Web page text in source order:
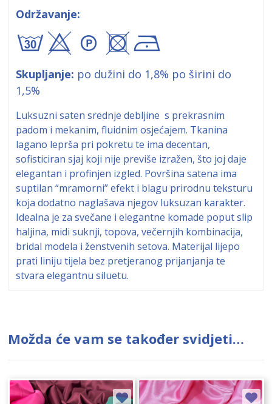
Održavanje:
axA+!
Skupljanje: po dužini do 1,8% po širini do
1,5%
Luksuzni saten srednje debljine s prekrasnim
padom i mekanim, fluidnim osjećajem. Tkanina
lagano leprša pri pokretu te ima decentan,
sofisticiran sjaj koji nije previše izražen, što joj daje
elegantan i profinjen izgled. Površina satena ima
suptilan “mramorni” efekt i blagu prirodnu teksturu
koja dodatno naglašava njegov luksuzan karakter.
Idealna je za svečane i elegantne komade poput slip
haljina, midi suknji, topova, večernjih kombinacija,
bridal modela i ženstvenih setova. Materijal lijepo
prati liniju tijela bez pretjeranog prijanjanja te
stvara elegantnu siluetu.
Možda će vam se također svidjeti…